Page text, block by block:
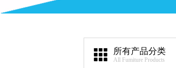
所有产品分类
All Fumiture Products